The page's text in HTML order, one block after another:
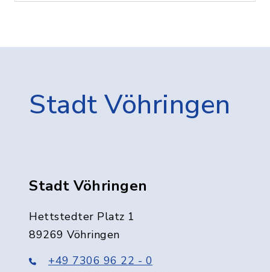
Stadt Vöhringen
Stadt Vöhringen
Hettstedter Platz 1
89269 Vöhringen
+49 7306 96 22 - 0